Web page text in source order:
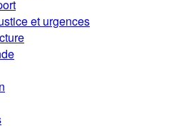
et urgences